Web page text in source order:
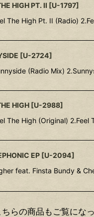
HIGH PT. II [U-1797]
The High Pt. II (Radio)
[U-2724]
(Radio Mix)
HIGH [U-2988]
The High (Original)
EP [U-2094]
feat. Finsta Bundy &
らの商品もご覧にな